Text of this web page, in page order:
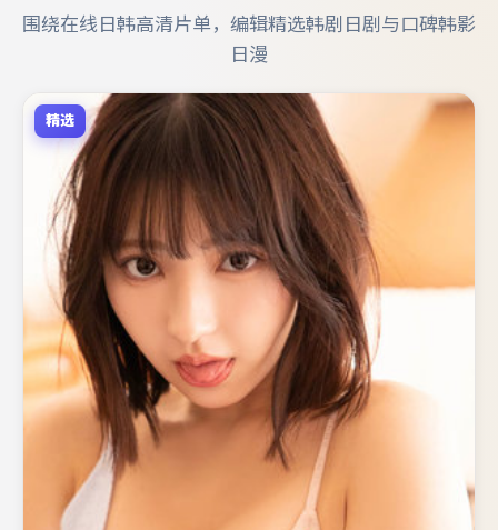
围绕在线日韩高清片单，编辑精选韩剧日剧与口碑韩影
日漫
精选